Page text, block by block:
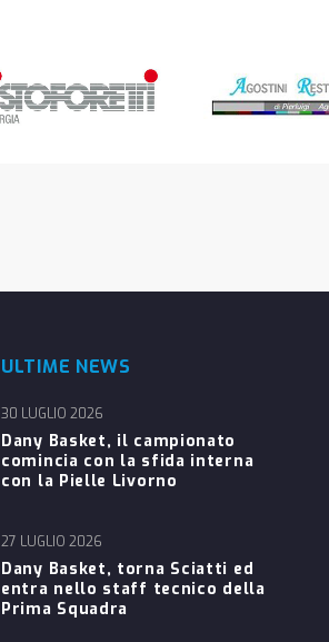
ULTIME NEWS
Dany Basket, il campionato
comincia con la sfida interna
con la Pielle Livorno
30 LUGLIO 2026
Dany Basket, torna Sciatti ed
entra nello staff tecnico della
Prima Squadra
27 LUGLIO 2026